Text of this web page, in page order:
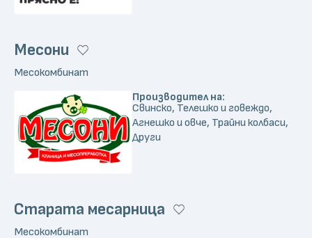
Месони
Месокомбинат
Производител на:
Свинско, Телешко и говеждо,
Агнешко и овче, Трайни колбаси,
Други
Старата месарница
Месокомбинат